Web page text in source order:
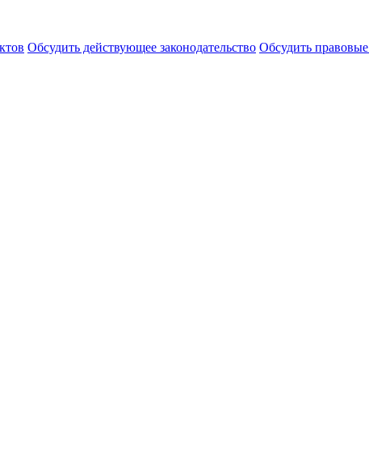
Обсудить действующее законодательство Обсудить